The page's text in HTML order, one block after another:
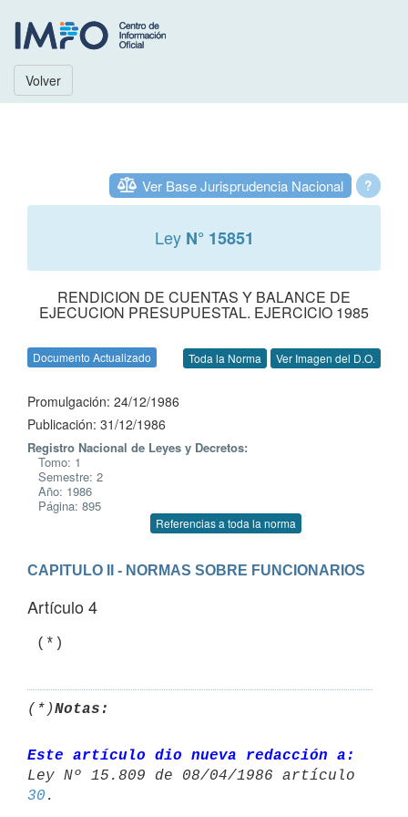
Volver
?
Ver Base Jurisprudencia Nacional
Ley N° 15851
RENDICION DE CUENTAS Y BALANCE DE
EJECUCION PRESUPUESTAL. EJERCICIO 1985
Documento Actualizado Toda la Norma Ver Imagen del D.O.
Promulgación: 24/12/1986
Publicación: 31/12/1986
Registro Nacional de Leyes y Decretos:
Tomo: 1
Semestre: 2
Año: 1986
Página: 895
Referencias a toda la norma
CAPITULO II - NORMAS SOBRE FUNCIONARIOS
Artículo 4
(*)Notas:
Este artículo dio nueva redacción a:
30